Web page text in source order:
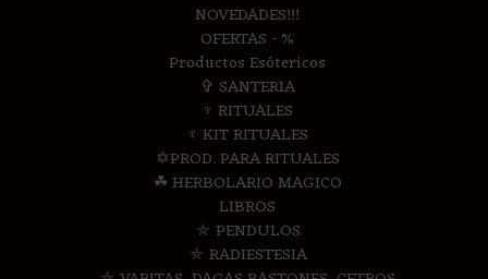
NOVEDADES!!!
OFERTAS - %
Productos Esótericos
✞ SANTERIA
♆ RITUALES
♆ KIT RITUALES
✡PROD. PARA RITUALES
☘ HERBOLARIO MAGICO
LIBROS
⛤ PENDULOS
⛤ RADIESTESIA